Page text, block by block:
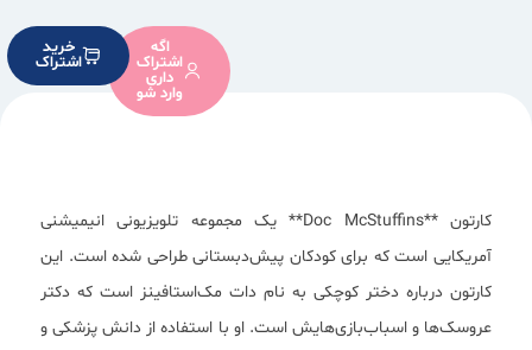
اگه
اشتراک
داری
وارد شو
خرید
اشتراک
کارتون **Doc McStuffins** یک مجموعه تلویزیونی انیمیشنی
آمریکایی است که برای کودکان پیش‌دبستانی طراحی شده است. این
کارتون درباره دختر کوچکی به نام دات مک‌استافینز است که دکتر
عروسک‌ها و اسباب‌بازی‌هایش است. او با استفاده از دانش پزشکی و